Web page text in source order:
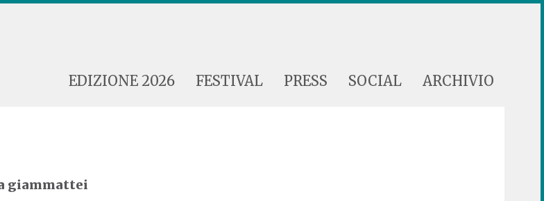
EDIZIONE 2026 FESTIVAL PRESS SOCIAL ARCHIVIO
giammattei